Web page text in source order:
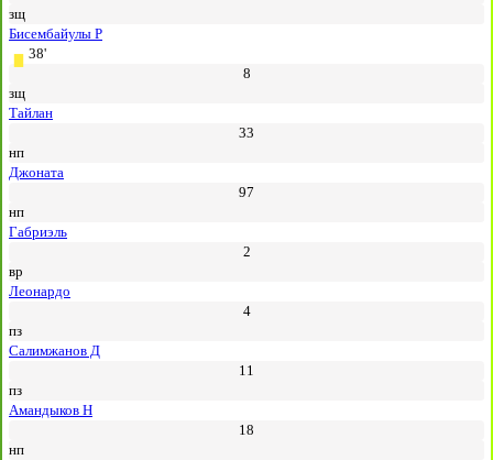
зщ
Бисембайулы Р
38'
8
зщ
Тайлан
33
нп
Джоната
97
нп
Габриэль
2
вр
Леонардо
4
пз
Салимжанов Д
11
пз
Амандыков Н
18
нп